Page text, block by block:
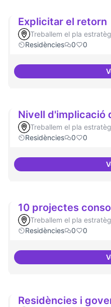
Explicitar el retorn
Treballem el pla
Residències
0 0
Nivell d'implicació
Treballem el pla
Residències
0 0
10 projectes
Treballem el pla
Residències
0 0
Residències i